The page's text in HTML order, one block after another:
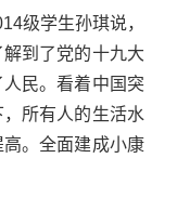
级学生孙琪说，
到了党的十九大
民。看着中国突
所有人的生活水
。全面建成小康